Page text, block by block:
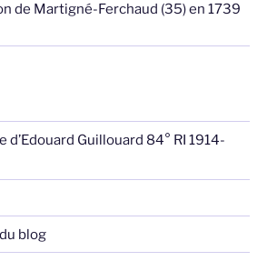
de Martigné-Ferchaud (35) en 1739
d’Edouard Guillouard 84° RI 1914-
blog